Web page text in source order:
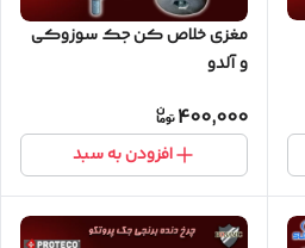
مغزی خلاص کن جک سوزوکی
و آلدو
400,000
افزودن به سبد